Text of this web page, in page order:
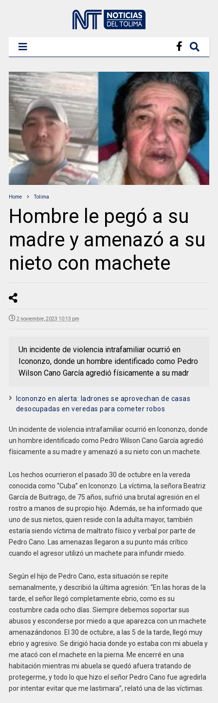
Home Tolima
Hombre le pegó a su
madre y amenazó a su
nieto con machete
2 noviembre, 2023 10:13 pm
Un incidente de violencia intrafamiliar ocurrió en
Icononzo, donde un hombre identificado como Pedro
Wilson Cano García agredió físicamente a su madr
Icononzo en alerta: ladrones se aprovechan de casas
desocupadas en veredas para cometer robos
Un incidente de violencia intrafamiliar ocurrió en Icononzo, donde
un hombre identificado como Pedro Wilson Cano García agredió
físicamente a su madre y amenazó a su nieto con un machete.
Los hechos ocurrieron el pasado 30 de octubre en la vereda
conocida como “Cuba” en Icononzo. La víctima, la señora Beatriz
García de Buitrago, de 75 años, sufrió una brutal agresión en el
rostro a manos de su propio hijo. Además, se ha informado que
uno de sus nietos, quien reside con la adulta mayor, también
estaría siendo víctima de maltrato físico y verbal por parte de
Pedro Cano. Las amenazas llegaron a su punto más crítico
cuando el agresor utilizó un machete para infundir miedo.
Según el hijo de Pedro Cano, esta situación se repite
semanalmente, y describió la última agresión: “En las horas de la
tarde, el señor llegó completamente ebrio, como es su
costumbre cada ocho días. Siempre debemos soportar sus
abusos y esconderse por miedo a que aparezca con un machete
amenazándonos. El 30 de octubre, a las 5 de la tarde, llegó muy
ebrio y agresivo. Se dirigió hacia donde yo estaba con mi abuela y
me atacó con el machete en la pierna. Me encerré en una
habitación mientras mi abuela se quedó afuera tratando de
protegerme, y todo lo que hizo el señor Pedro Cano fue agredirla
por intentar evitar que me lastimara”, relató una de las víctimas.